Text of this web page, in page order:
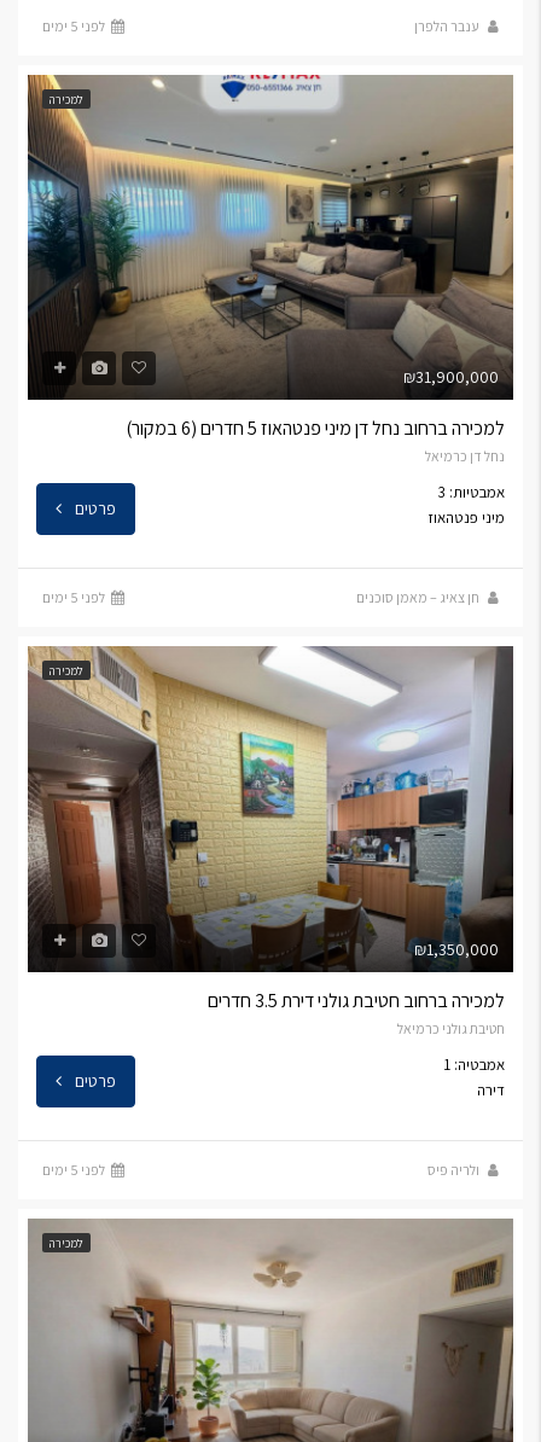
ענבר הלפרן לפני 5 ימים
למכירה
₪31,900,000
למכירה ברחוב נחל דן מיני פנטהאוז 5 חדרים (6 במקור)
נחל דן כרמיאל
אמבטיות: 3
מיני פנטהאוז
פרטים
חן צאיג – מאמן סוכנים לפני 5 ימים
למכירה
₪1,350,000
למכירה ברחוב חטיבת גולני דירת 3.5 חדרים
חטיבת גולני כרמיאל
אמבטיה: 1
דירה
פרטים
ולריה פיס לפני 5 ימים
למכירה